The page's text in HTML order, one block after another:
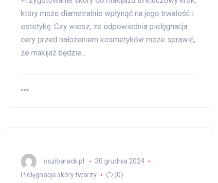
który może diametralnie wpłynąć na jego trwałość i
estetykę. Czy wiesz, że odpowiednia pielęgnacja
cery przed nałożeniem kosmetyków może sprawić,
że makijaż będzie…
oszibarack.pl
30 grudnia 2024
Pielęgnacja skóry twarzy
(0)